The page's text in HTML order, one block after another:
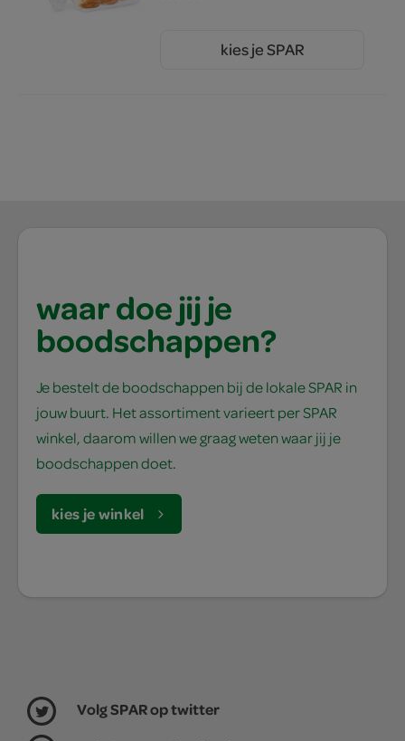
kies je SPAR
waar doe jij je
boodschappen?
Je bestelt de boodschappen bij de lokale SPAR in
jouw buurt. Het assortiment varieert per SPAR
winkel, daarom willen we graag weten waar jij je
boodschappen doet.
kies je winkel
Volg SPAR op twitter